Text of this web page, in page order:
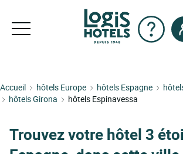
Accueil hôtels Europe hôtels Espagne
hôtels Girona
hôtels Espinavessa
Trouvez votre hôtel 3